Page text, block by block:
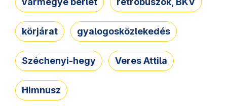
körjárat gyalogosközlekedés
Széchenyi-hegy Veres Attila
Himnusz